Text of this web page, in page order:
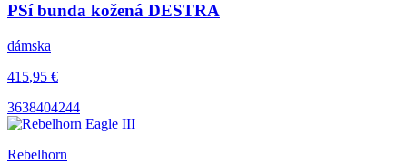
PSí bunda kožená DESTRA
dámska
415,95 €
3638404244
Rebelhorn